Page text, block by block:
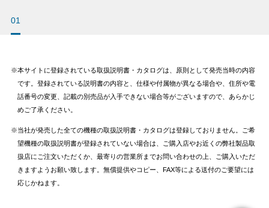
01
本サイトに登録されている取扱説明書・カタログは、原則として発売当時の内容
です。登録されている説明書の内容と、仕様や付属物が異なる場合や、住所や電
話番号の変更、記載の別売品が入手できない場合等がございますので、あらかじ
めご了承ください。
当社が発売した全ての機種の取扱説明書・カタログは登録しておりません。ご希
望機種の取扱説明書が登録されていない場合は、ご購入店やお近くの弊社製品取
扱店にご注文いただくか、最寄りの営業所までお問い合わせの上、ご購入いただ
きますようお願い致します。無償提供やコピー、FAX等による送付のご要望には
応じかねます。